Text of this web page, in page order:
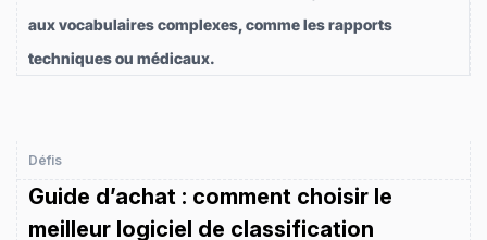
aux vocabulaires complexes, comme les rapports
techniques ou médicaux.
Défis
Guide d’achat : comment choisir le
meilleur logiciel de classification